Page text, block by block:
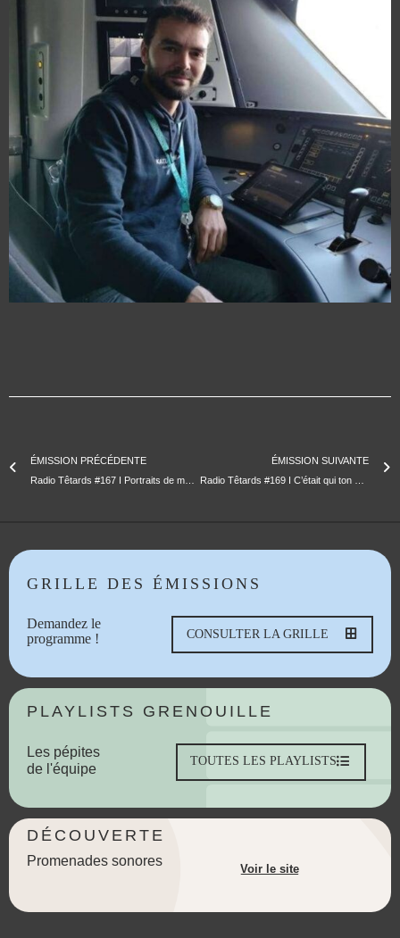
ÉMISSION PRÉCÉDENTE
ÉMISSION SUIVANTE
GRILLE DES ÉMISSIONS
Demandez le
programme !
CONSULTER LA GRILLE
PLAYLISTS GRENOUILLE
Les pépites
de l'équipe
TOUTES LES PLAYLISTS
DÉCOUVERTE
Promenades sonores
Voir le site